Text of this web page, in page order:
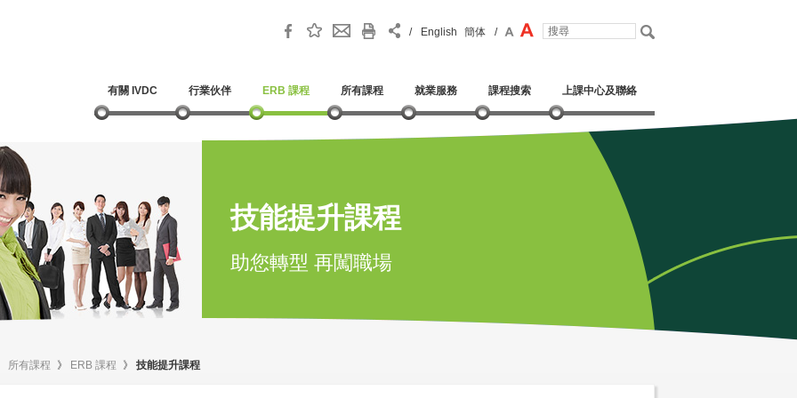
/ English 簡体 /
有關 IVDC 行業伙伴 ERB 課程 所有課程 就業服務 課程搜索 上課中心及聯絡
技能提升課程
助您轉型 再闖職場
所有課程 》 ERB 課程 》 技能提升課程